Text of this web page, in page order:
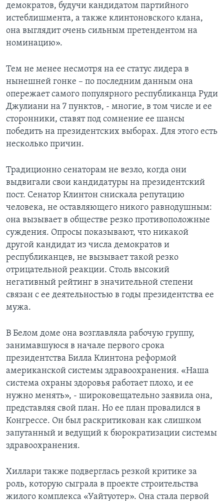
демократов, будучи кандидатом партийного
истеблишмента, а также клинтоновского клана,
она выглядит очень сильным претендентом на
номинацию».
Тем не менее несмотря на ее статус лидера в
нынешней гонке – по последним данным она
опережает самого популярного республиканца Руди
Джулиани на 7 пунктов, - многие, в том числе и ее
сторонники, ставят под сомнение ее шансы
победить на президентских выборах. Для этого есть
несколько причин.
Традиционно сенаторам не везло, когда они
выдвигали свои кандидатуры на президентский
пост. Сенатор Клинтон снискала репутацию
человека, не оставляющего никого равнодушным:
она вызывает в обществе резко противоположные
суждения. Опросы показывают, что никакой
другой кандидат из числа демократов и
республиканцев, не вызывает такой резко
отрицательной реакции. Столь высокий
негативный рейтинг в значительной степени
связан с ее деятельностью в годы президентства ее
мужа.
В Белом доме она возглавляла рабочую группу,
занимавшуюся в начале первого срока
президентства Билла Клинтона реформой
американской системы здравоохранения. «Наша
система охраны здоровья работает плохо, и ее
нужно менять», - широковещательно заявила она,
представляя свой план. Но ее план провалился в
Конгрессе. Он был раскритикован как слишком
запутанный и ведущий к бюрократизации системы
здравоохранения.
Хиллари также подверглась резкой критике за
роль, которую сыграла в проекте строительства
жилого комплекса «Уайтуотер». Она стала первой